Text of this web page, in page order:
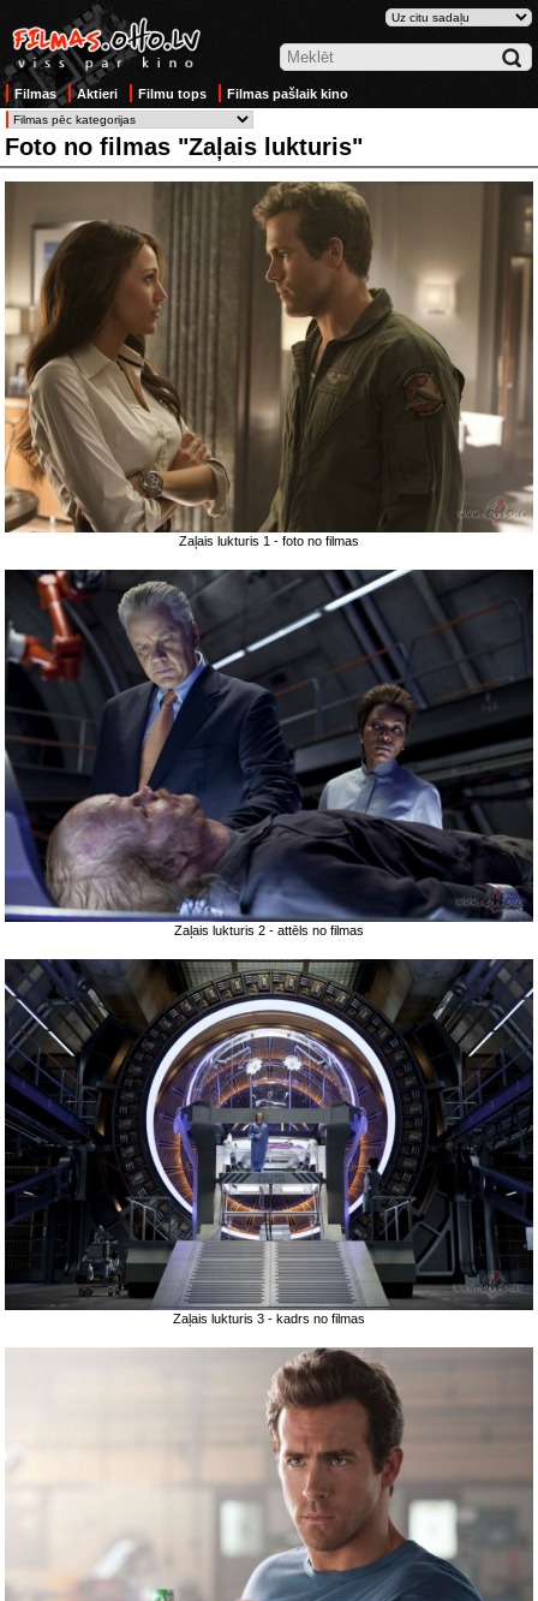
Filmas Aktieri Filmu tops Filmas pašlaik kino
Foto no filmas "Zaļais lukturis"
Zaļais lukturis 1 - foto no filmas
Zaļais lukturis 2 - attēls no filmas
Zaļais lukturis 3 - kadrs no filmas